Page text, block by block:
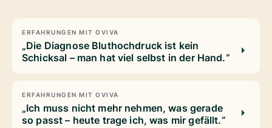
ERFAHRUNGEN MIT OVIVA
„Die Diagnose Bluthochdruck ist kein
Schicksal – man hat viel selbst in der Hand.“
ERFAHRUNGEN MIT OVIVA
„Ich muss nicht mehr nehmen, was gerade
so passt – heute trage ich, was mir gefällt.“